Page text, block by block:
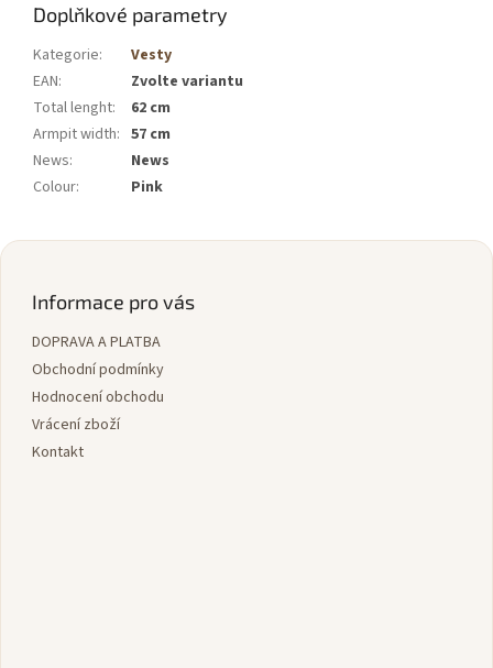
Doplňkové parametry
Kategorie:
Vesty
EAN:
Zvolte variantu
Total lenght:
62 cm
Armpit width: 57 cm
News:
News
Colour: Pink
Z
Informace pro vás
DOPRAVA A PLATBA
Obchodní podmínky
Hodnocení obchodu
Vrácení zboží
Kontakt